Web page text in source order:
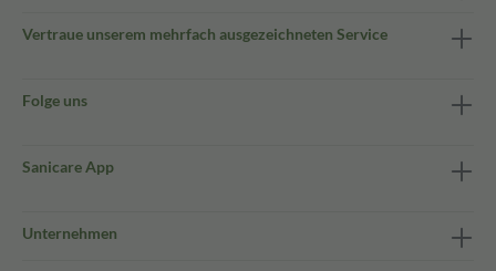
Vertraue unserem mehrfach ausgezeichneten Service
Folge uns
Sanicare App
Unternehmen